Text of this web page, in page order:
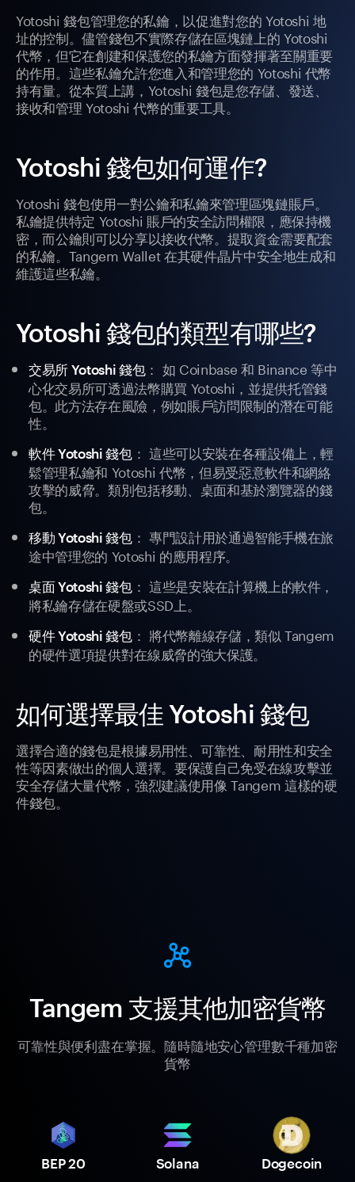
Yotoshi 錢包管理您的私鑰，以促進對您的 Yotoshi 地
址的控制。儘管錢包不實際存儲在區塊鏈上的 Yotoshi
代幣，但它在創建和保護您的私鑰方面發揮著至關重要
的作用。這些私鑰允許您進入和管理您的 Yotoshi 代幣
持有量。從本質上講，Yotoshi 錢包是您存儲、發送、
接收和管理 Yotoshi 代幣的重要工具。
Yotoshi 錢包如何運作?
Yotoshi 錢包使用一對公鑰和私鑰來管理區塊鏈賬戶。
私鑰提供特定 Yotoshi 賬戶的安全訪問權限，應保持機
密，而公鑰則可以分享以接收代幣。提取資金需要配套
的私鑰。Tangem Wallet 在其硬件晶片中安全地生成和
維護這些私鑰。
Yotoshi 錢包的類型有哪些?
交易所 Yotoshi 錢包： 如 Coinbase 和 Binance 等中
心化交易所可透過法幣購買 Yotoshi，並提供托管錢
包。此方法存在風險，例如賬戶訪問限制的潛在可能
性。
軟件 Yotoshi 錢包： 這些可以安裝在各種設備上，輕
鬆管理私鑰和 Yotoshi 代幣，但易受惡意軟件和網絡
攻擊的威脅。類別包括移動、桌面和基於瀏覽器的錢
包。
移動 Yotoshi 錢包： 專門設計用於通過智能手機在旅
途中管理您的 Yotoshi 的應用程序。
桌面 Yotoshi 錢包： 這些是安裝在計算機上的軟件，
將私鑰存儲在硬盤或SSD上。
硬件 Yotoshi 錢包： 將代幣離線存儲，類似 Tangem
的硬件選項提供對在線威脅的強大保護。
如何選擇最佳 Yotoshi 錢包
選擇合適的錢包是根據易用性、可靠性、耐用性和安全
性等因素做出的個人選擇。要保護自己免受在線攻擊並
安全存儲大量代幣，強烈建議使用像 Tangem 這樣的硬
件錢包。
Tangem 支援其他加密貨幣
可靠性與便利盡在掌握。隨時隨地安心管理數千種加密
貨幣
BEP 20 Solana Dogecoin